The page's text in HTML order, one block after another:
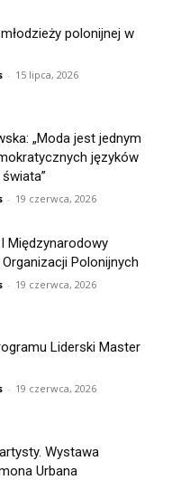
polonijnej w
- 15 lipca, 2026
„Moda jest jednym
języków
- 19 czerwca, 2026
Międzynarodowy
Polonijnych
- 19 czerwca, 2026
Liderski Master
- 19 czerwca, 2026
Wystawa
Urbana